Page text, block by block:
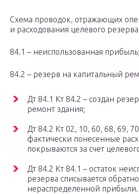
Схема проводок, отражающих
и расходования целевого
84.1 – неиспользованная прибыль;
84.2 – резерв на капитальный
Дт 84.1 Кт 84.2 – создан
ремонт здания;
Дт 84.2 Кт 02, 10, 60, 68, 69,
фактически понесенные
покрываются за счет
Дт 84.2 Кт 84.1 – остаток
резерва списывается
нераспределенной прибыли.